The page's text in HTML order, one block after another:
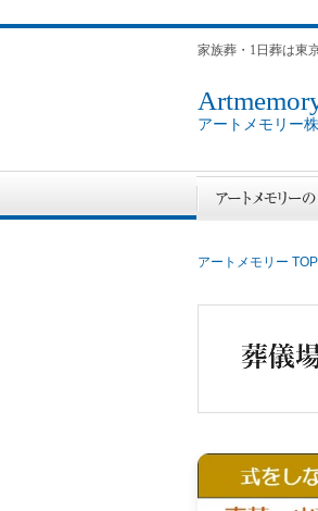
家族葬・1日葬は東
アートメモリー
アートメモリー TOP